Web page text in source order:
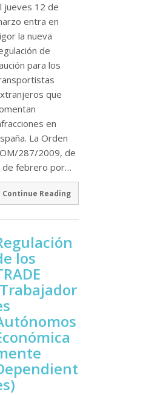
jueves 12 de
entra en
la nueva
de
para los
que
en
La Orden
287/2009, de
de febrero por…
Continue Reading
los